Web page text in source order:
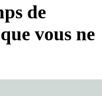
de
vous ne